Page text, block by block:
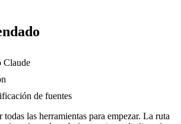
Claude
de fuentes
todas las herramientas para empezar. La ruta